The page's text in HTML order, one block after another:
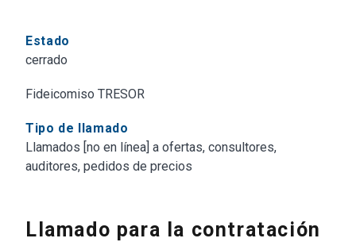
Estado
cerrado
Fideicomiso TRESOR
Tipo de llamado
Llamados [no en línea] a ofertas, consultores,
auditores, pedidos de precios
Llamado para la contratación